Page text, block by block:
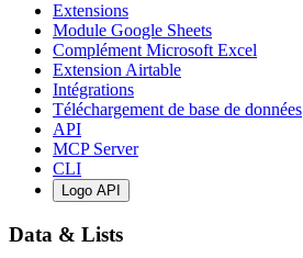
Extensions
Module Google Sheets
Complément Microsoft Excel
Extension Airtable
Intégrations
Téléchargement de base de données
API
MCP Server
CLI
Logo API
Data & Lists